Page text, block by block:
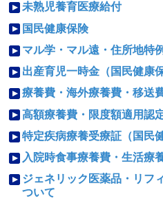
未熟児養育医療給付
国民健康保険
マル学・マル遠・住所地特
出産育児一時金（国民健康保
療養費・海外療養費・移送
高額療養費・限度額適用認
特定疾病療養受療証（国民
入院時食事療養費・生活療
ジェネリック医薬品・リフ
ついて